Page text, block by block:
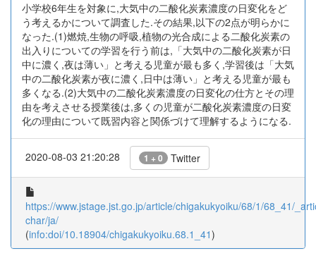
小学校6年生を対象に,大気中の二酸化炭素濃度の日変化をど
う考えるかについて調査した.その結果,以下の2点が明らかに
なった.(1)燃焼,生物の呼吸,植物の光合成による二酸化炭素の
出入りについての学習を行う前は,「大気中の二酸化炭素が日
中に濃く,夜は薄い」と考える児童が最も多く,学習後は「大気
中の二酸化炭素が夜に濃く,日中は薄い」と考える児童が最も
多くなる.(2)大気中の二酸化炭素濃度の日変化の仕方とその理
由を考えさせる授業後は,多くの児童が二酸化炭素濃度の日変
化の理由について既習内容と関係づけて理解するようになる.
2020-08-03 21:20:28 1 + 0 Twitter
https://www.jstage.jst.go.jp/article/chigakukyoiku/68/1/68_41/
char/ja/
(info:doi/10.18904/chigakukyoiku.68.1_41)